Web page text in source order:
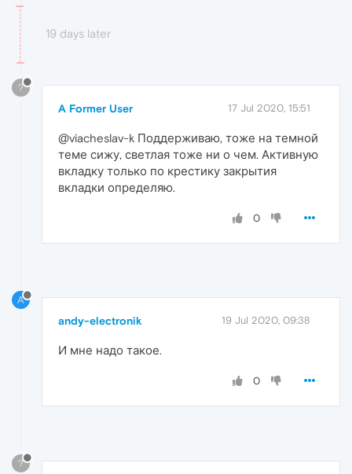
19 days later
?
A Former User 17 Jul 2020, 15:51
@viacheslav-k Поддерживаю, тоже на темной
теме сижу, светлая тоже ни о чем. Активную
вкладку только по крестику закрытия
вкладки определяю.
0
A
andy-electronik 19 Jul 2020, 09:38
И мне надо такое.
0
?